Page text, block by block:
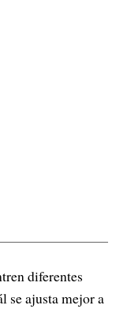
diferentes
se ajusta mejor a